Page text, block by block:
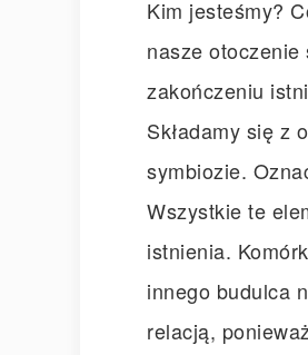
Kim jesteśmy?
nasze otoczenie
zakończeniu
Składamy się z
symbiozie.
Wszystkie te
istnienia.
innego budulca
relacją,